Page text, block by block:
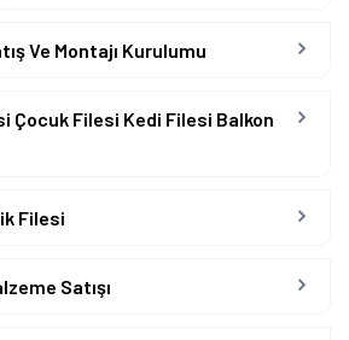
Ve Montajı Kurulumu
Çocuk Filesi Kedi Filesi Balkon
Filesi
Satışı